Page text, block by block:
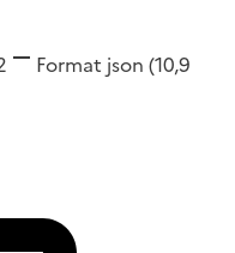
Format json (10,9